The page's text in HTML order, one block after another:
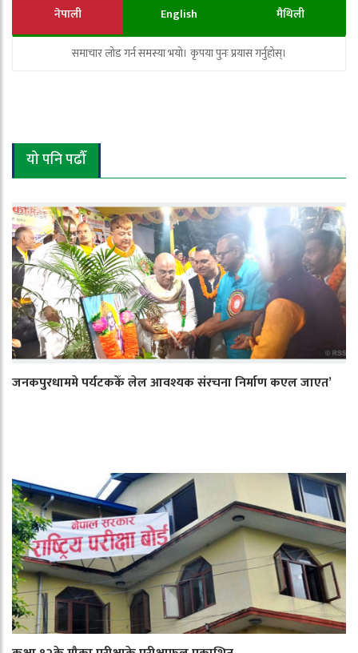
नेपाली English मैथिली
समाचार लोड गर्न समस्या भयो। कृपया पुनः प्रयास गर्नुहोस्।
यो पनि पढौँ
जनकपुरधाममे पर्यटककेँ लेल आवश्यक संरचना निर्माण कएल जाएत’